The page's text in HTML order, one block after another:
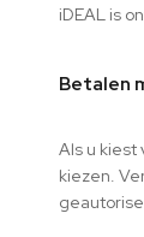
iDEAL is
Betalen
Als u kiest
kiezen.